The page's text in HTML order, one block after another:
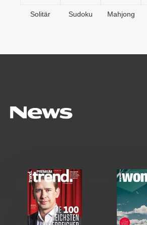
Solitär Sudoku Mahjong